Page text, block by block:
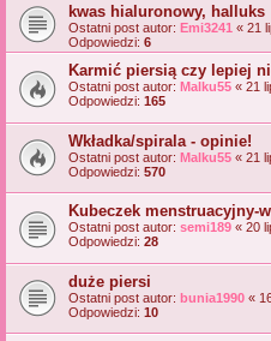
kwas hialuronowy, halluks
Ostatni post autor: Emi3241 « 21
Odpowiedzi: 6
Karmić piersią czy lepiej
Ostatni post autor: Malku55 « 21
Odpowiedzi: 165
Wkładka/spirala - opinie!
Ostatni post autor: Malku55 « 21
Odpowiedzi: 570
Kubeczek menstruacyjny-
Ostatni post autor: semi189 « 20
Odpowiedzi: 28
duże piersi
Ostatni post autor: bunia1990 «
Odpowiedzi: 10